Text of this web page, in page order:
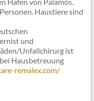
Haustiere sind
und
Unfallchirurg ist
Hausbetreuung
remalex.com/